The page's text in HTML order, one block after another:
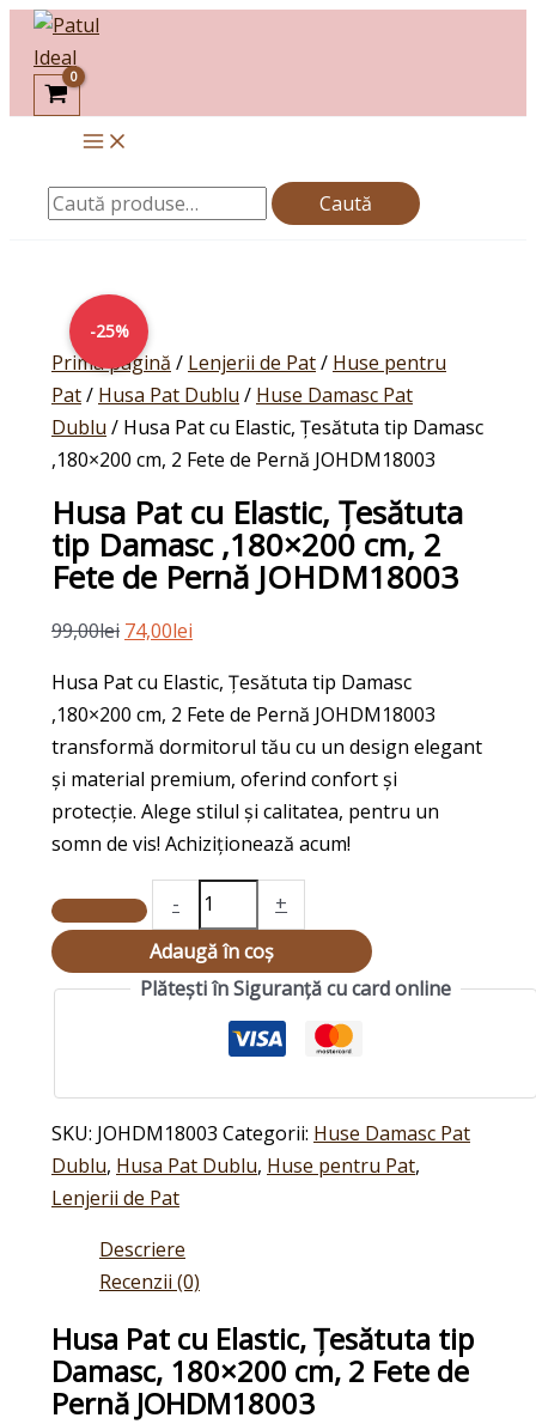
Skip
content
Caută
după:
Caută
-25%
Prima pagină / Lenjerii de Pat/ Huse pentru
Pat/ Husa Pat Dublu / Huse Damasc Pat
Dublu / Husa Pat cu Elastic, Țesătuta tip Damasc
,180×200 cm, 2 Fete de Pernă JOHDM18003
Husa Pat cu Elastic, Țesătuta
tip Damasc ,180×200 cm, 2
Fete de Pernă JOHDM18003
99,00lei
Prețul
inițial
a
fost:
99,00lei.
74,00lei
este:
74,00lei.
Husa Pat cu Elastic, Țesătuta tip Damasc
,180×200 cm, 2 Fete de Pernă JOHDM18003
transformă dormitorul tău cu un design elegant
și material premium, oferind confort și
protecție. Alege stilul și calitatea, pentru un
somn de vis! Achiziționează acum!
-
Pat
cu
Elastic,
Țesătuta
Damasc
,180x200
cm,
2
de
Pernă
JOHDM18003
+
Adaugă în coș
Plătești în Siguranță cu card online
SKU: JOHDM18003 Categorii: Huse Damasc Pat
Dublu, Husa Pat Dublu, Huse pentru Pat,
Lenjerii de Pat
Descriere
Recenzii (0)
Husa Pat cu Elastic, Țesătuta tip
Damasc, 180×200 cm, 2 Fete de
Pernă JOHDM18003